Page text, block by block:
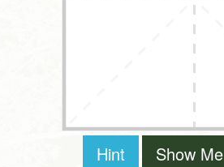
Hint Show Me